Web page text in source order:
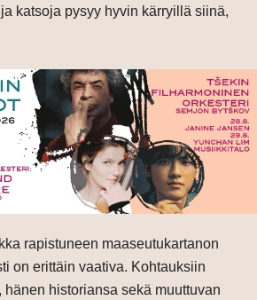
katsoja pysyy hyvin kärryillä siinä,
rapistuneen maaseutukartanon
on erittäin vaativa. Kohtauksiin
historiansa sekä muuttuvan